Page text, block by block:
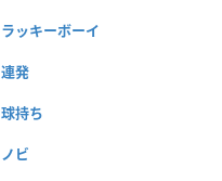
ラッキーボーイ
連発
球持ち
ノビ